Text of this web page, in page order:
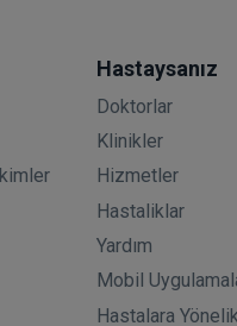
Hastaysanız
Doktorlar
Klinikler
Hizmetler
Hastaliklar
Yardım
Mobil
Hastalara